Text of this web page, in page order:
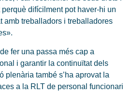
difícilment pot haver-hi un
amb treballadors i treballadores
fer una passa més cap a
i garantir la continuïtat dels
plenària també s’ha aprovat la
a la RLT de personal funcionari